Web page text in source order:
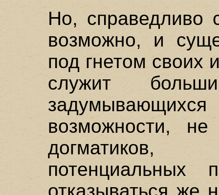
Но, справедливо
возможно, и
под гнетом своих
служит
возможности,
догматиков,
потенциальных
отказываться же